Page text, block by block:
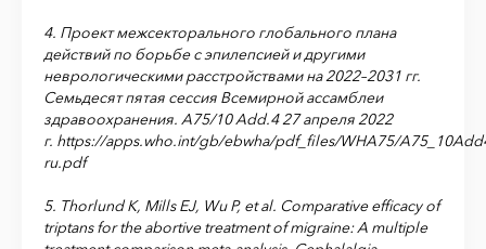
4. Проект межсекторального глобального плана
действий по борьбе с эпилепсией и другими
неврологическими расстройствами на 2022–2031 гг.
Семьдесят пятая сессия Всемирной ассамблеи
здравоохранения. A75/10 Add.4 27 апреля 2022
г. https://apps.who.int/gb/ebwha/pdf_files/WHA75/
ru.pdf
5. Thorlund K, Mills EJ, Wu P, et al. Comparative efficacy of
triptans for the abortive treatment of migraine: A multiple